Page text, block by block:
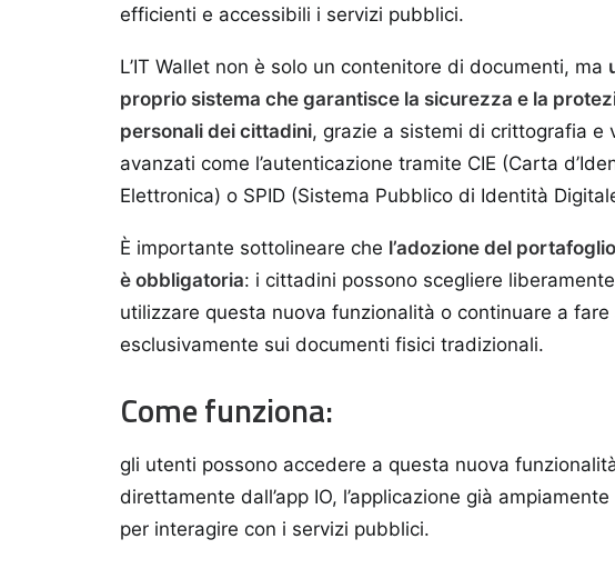
efficienti e accessibili i servizi pubblici.
L’IT Wallet non è solo un contenitore di documenti, ma
proprio sistema che garantisce la sicurezza e la
personali dei cittadini, grazie a sistemi di crittografia e
avanzati come l’autenticazione tramite CIE (Carta
Elettronica) o SPID (Sistema Pubblico di Identità
È importante sottolineare che l’adozione del
è obbligatoria: i cittadini possono scegliere
utilizzare questa nuova funzionalità o continuare a
esclusivamente sui documenti fisici tradizionali.
Come funziona:
gli utenti possono accedere a questa nuova
direttamente dall’app IO, l’applicazione già
per interagire con i servizi pubblici.